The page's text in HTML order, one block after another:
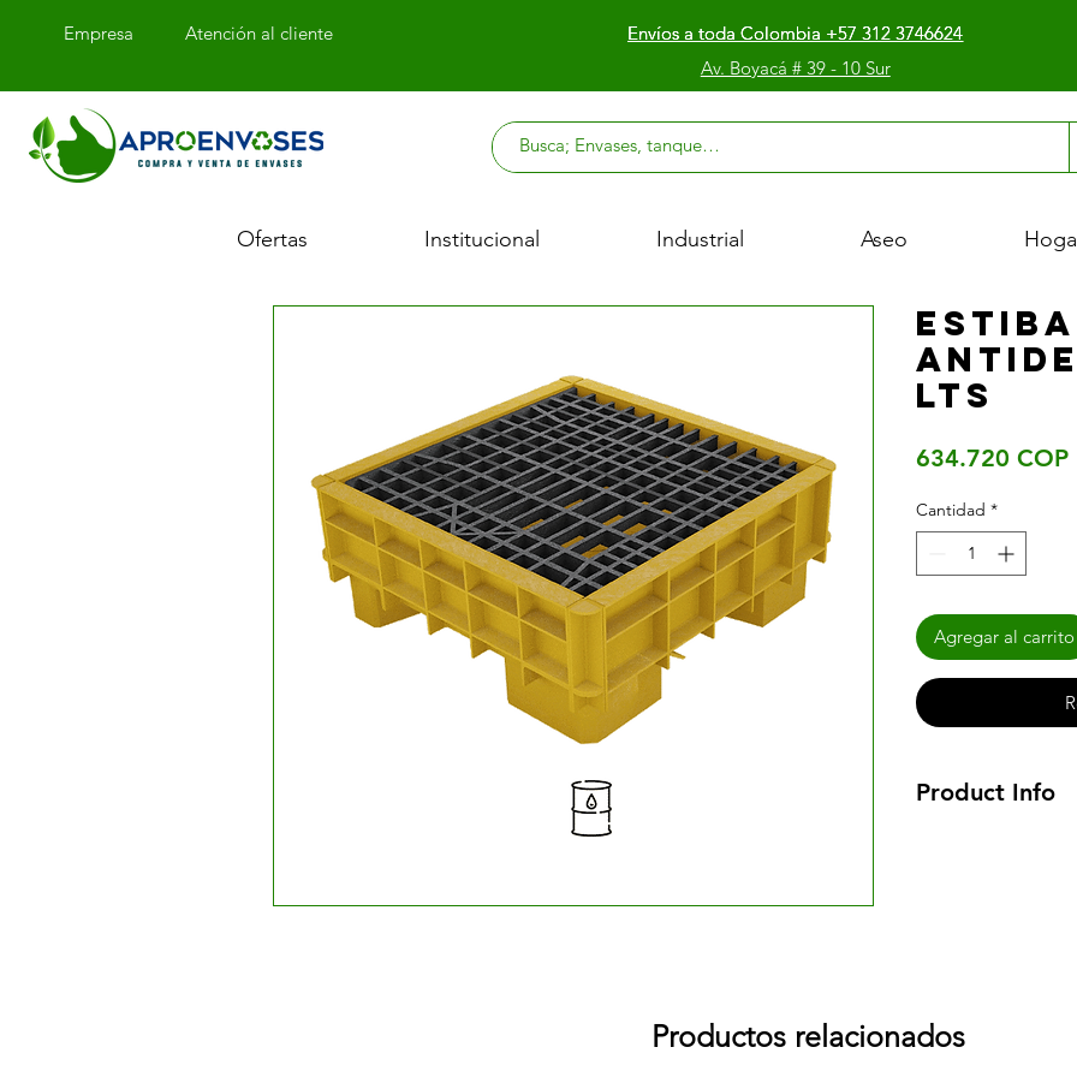
Empresa Atención al cliente Envíos a toda Colombia +57 312 3746624
Envíos a toda Colombia +57 312 3746624
Envíos a toda Colombia +57 312 3746624
Av. Boyacá # 39 - 10 Sur
Ofertas Institucional Industrial Aseo
estiba
lts
634.720 COP
Cantidad *
Agregar al carrito
Product Info
Estática: 750 Kg
Dinámica: 300 Kg
Productos relacionados